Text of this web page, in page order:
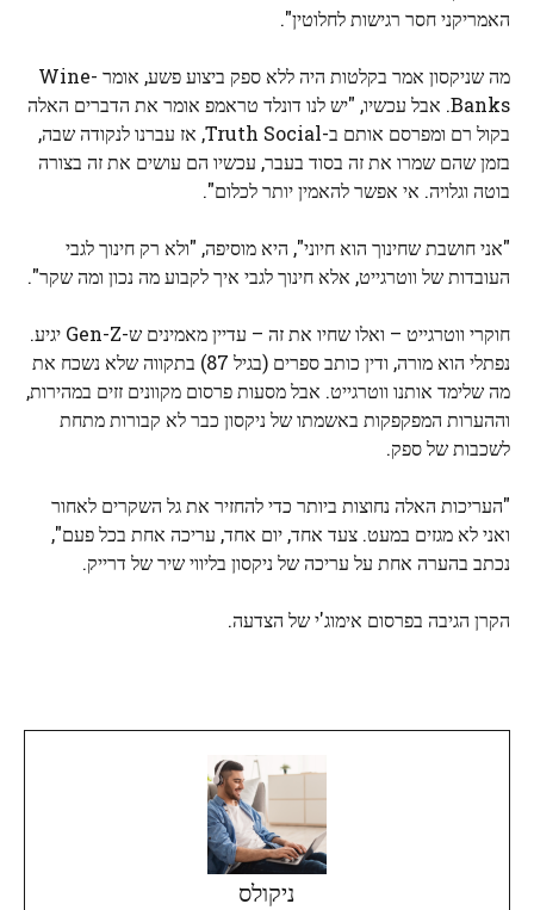
האמריקני חסר רגישות לחלוטין".
מה שניקסון אמר בקלטות היה ללא ספק ביצוע פשע, אומר Wine-
Banks. אבל עכשיו, "יש לנו דונלד טראמפ אומר את הדברים האלה
בקול רם ומפרסם אותם ב-Truth Social, אז עברנו לנקודה שבה,
בזמן שהם שמרו את זה בסוד בעבר, עכשיו הם עושים את זה בצורה
בוטה וגלויה. אי אפשר להאמין יותר לכלום".
"אני חושבת שחינוך הוא חיוני", היא מוסיפה, "ולא רק חינוך לגבי
העובדות של ווטרגייט, אלא חינוך לגבי איך לקבוע מה נכון ומה שקר".
חוקרי ווטרגייט – ואלו שחיו את זה – עדיין מאמינים ש-Gen-Z יגיע.
נפתלי הוא מורה, ודין כותב ספרים (בגיל 87) בתקווה שלא נשכח את
מה שלימד אותנו ווטרגייט. אבל מסעות פרסום מקוונים זזים במהירות,
וההערות המפקפקות באשמתו של ניקסון כבר לא קבורות מתחת
לשכבות של ספק.
"העריכות האלה נחוצות ביותר כדי להחזיר את גל השקרים לאחור
ואני לא מגזים במעט. צעד אחד, יום אחד, עריכה אחת בכל פעם",
נכתב בהערה אחת על עריכה של ניקסון בליווי שיר של דרייק.
הקרן הגיבה בפרסום אימוג'י של הצדעה.
ניקולס